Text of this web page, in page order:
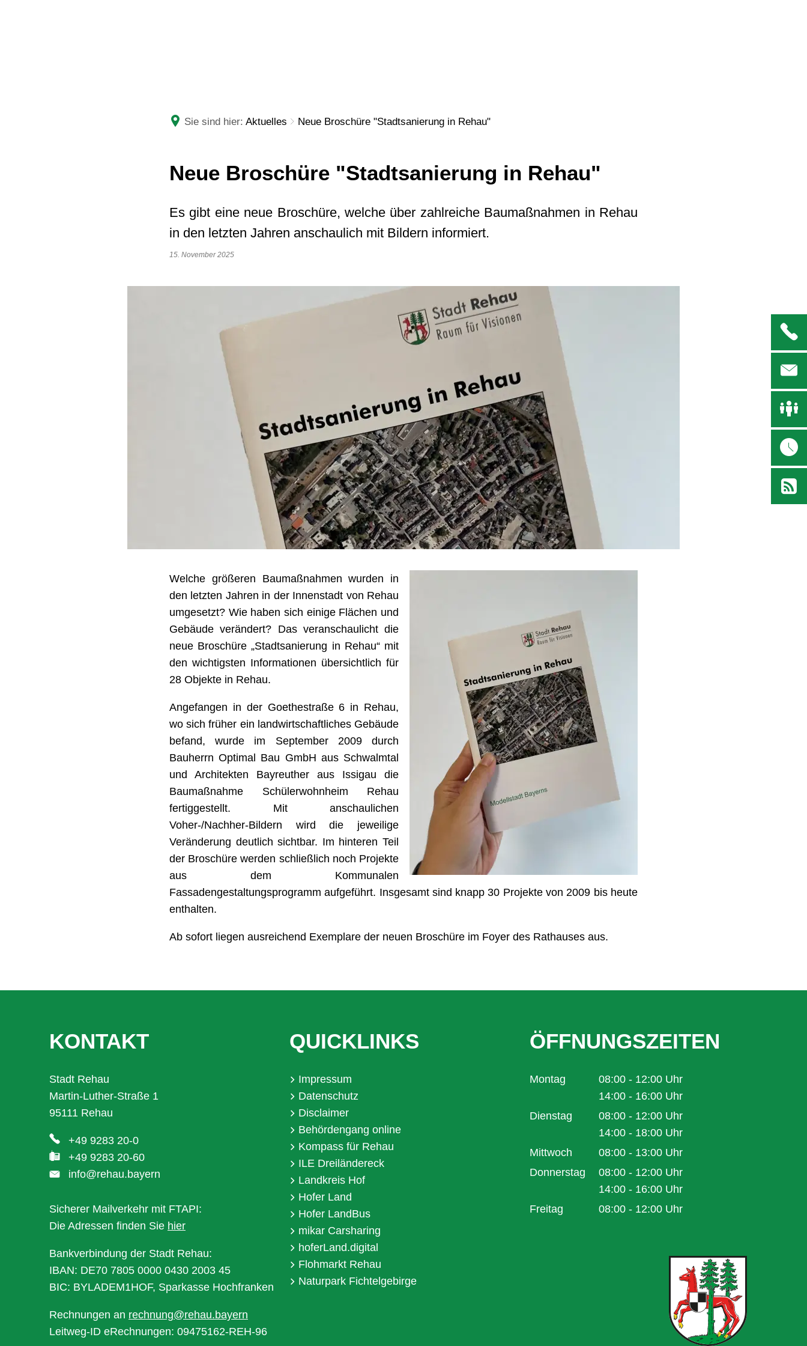
Sie sind hier: Aktuelles Neue Broschüre "Stadtsanierung in Rehau"
Neue Broschüre "Stadtsanierung in Rehau"
Es gibt eine neue Broschüre, welche über zahlreiche Baumaßnahmen in Rehau
in den letzten Jahren anschaulich mit Bildern informiert.
15. November 2025
Welche größeren Baumaßnahmen wurden in
den letzten Jahren in der Innenstadt von Rehau
umgesetzt? Wie haben sich einige Flächen und
Gebäude verändert? Das veranschaulicht die
neue Broschüre „Stadtsanierung in Rehau“ mit
den wichtigsten Informationen übersichtlich für
28 Objekte in Rehau.
Angefangen in der Goethestraße 6 in Rehau,
wo sich früher ein landwirtschaftliches Gebäude
befand, wurde im September 2009 durch
Bauherrn Optimal Bau GmbH aus Schwalmtal
und Architekten Bayreuther aus Issigau die
Baumaßnahme Schülerwohnheim Rehau
fertiggestellt. Mit anschaulichen
Voher-/Nachher-Bildern wird die jeweilige
Veränderung deutlich sichtbar. Im hinteren Teil
der Broschüre werden schließlich noch Projekte
aus dem Kommunalen
Fassadengestaltungsprogramm aufgeführt. Insgesamt sind knapp 30 Projekte von 2009 bis heute
enthalten.
Ab sofort liegen ausreichend Exemplare der neuen Broschüre im Foyer des Rathauses aus.
KONTAKT
Stadt Rehau
Martin-Luther-Straße 1
95111 Rehau
+49 9283 20-0
+49 9283 20-60
info@rehau.bayern
Sicherer Mailverkehr mit FTAPI:
Die Adressen finden Sie hier
Bankverbindung der Stadt Rehau:
IBAN: DE70 7805 0000 0430 2003 45
BIC: BYLADEM1HOF, Sparkasse Hochfranken
Rechnungen an rechnung@rehau.bayern
Leitweg-ID eRechnungen: 09475162-REH-96
QUICKLINKS
Impressum
Datenschutz
Disclaimer
Behördengang online
Kompass für Rehau
ILE Dreiländereck
Landkreis Hof
Hofer Land
Hofer LandBus
mikar Carsharing
hoferLand.digital
Flohmarkt Rehau
Naturpark Fichtelgebirge
ÖFFNUNGSZEITEN
Montag 08:00 - 12:00 Uhr
Von 08:00 bis 12:00 Uhr
14:00 - 16:00 Uhr
Von 14:00 bis 16:00 Uhr
Dienstag 08:00 - 12:00 Uhr
Von 08:00 bis 12:00 Uhr
14:00 - 18:00 Uhr
Von 14:00 bis 18:00 Uhr
Mittwoch 08:00 - 13:00 Uhr
Von 08:00 bis 13:00 Uhr
Donnerstag 08:00 - 12:00 Uhr
Von 08:00 bis 12:00 Uhr
14:00 - 16:00 Uhr
Von 14:00 bis 16:00 Uhr
Freitag 08:00 - 12:00 Uhr